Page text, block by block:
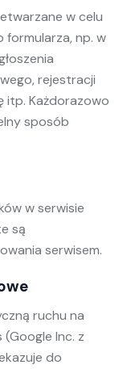
w celu
formularza, np. w
rejestracji
itp. Każdorazowo
sposób
w serwisie
są
serwisem.
ruchu na
Inc. z
do